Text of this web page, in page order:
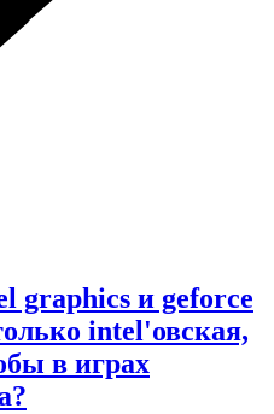
graphics и geforce
intel'овская,
в играх